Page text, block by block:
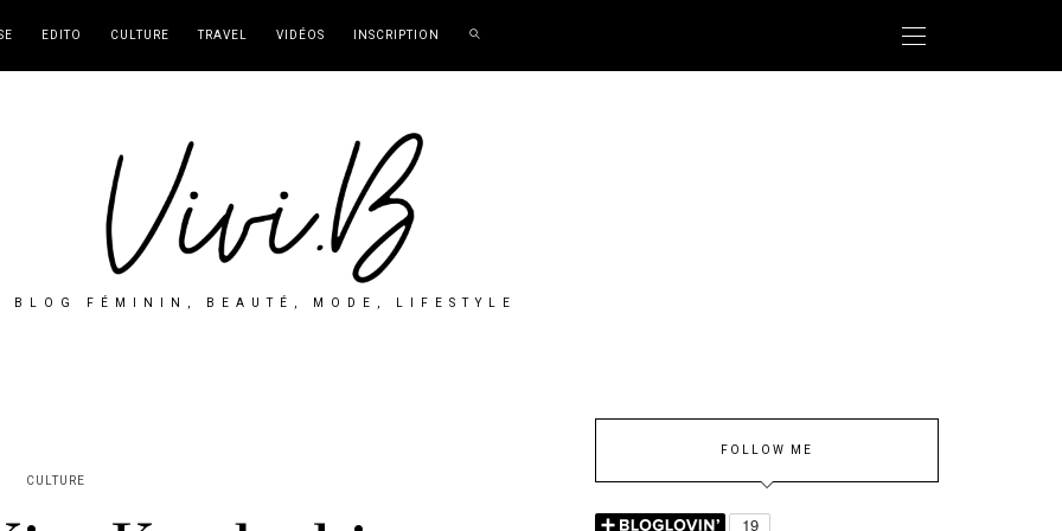
EDITO CULTURE TRAVEL VIDÉOS INSCRIPTION
BLOG FÉMININ, BEAUTÉ, MODE, LIFESTYLE
CULTURE
FOLLOW ME